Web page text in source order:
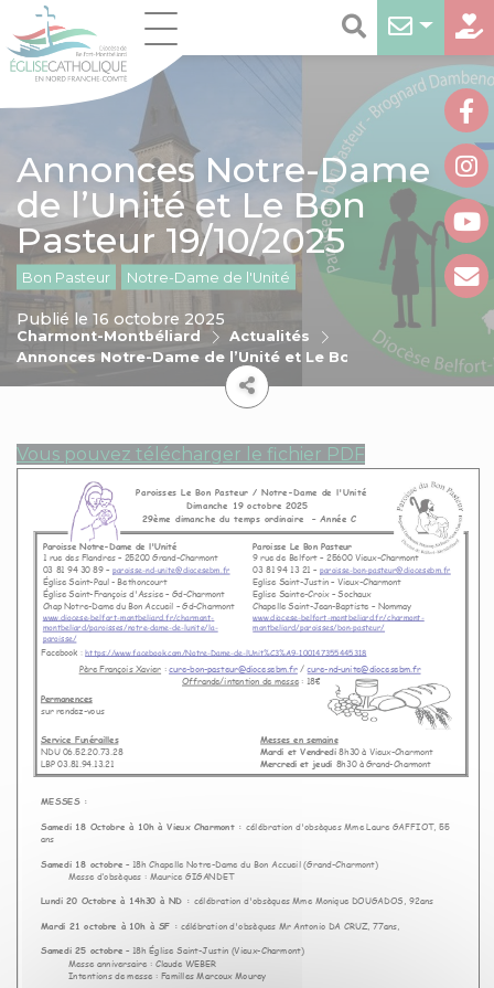
Annonces Notre-Dame
de l’Unité et Le Bon
Pasteur 19/10/2025
Bon Pasteur Notre-Dame de l'Unité
Charmont-Montbéliard
Actualités
Annonces Notre-Dame de l’Unité et Le Bon Pasteur 19/10/
Publié le 16 octobre 2025
Vous pouvez télécharger le fichier PDF